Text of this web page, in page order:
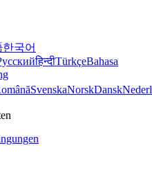
한국어
हिन्दीTürkçeBahasa
SvenskaNorskDansk